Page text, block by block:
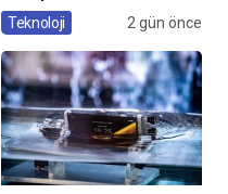
Hava Temizleme
Teknoloji 2 gün önce